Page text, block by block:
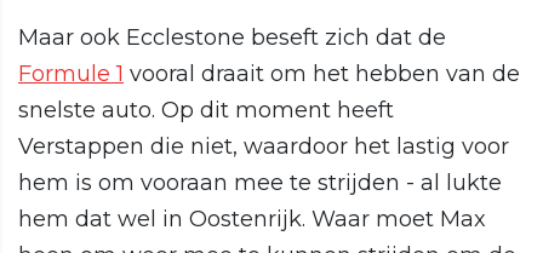
Maar ook Ecclestone beseft zich dat de
Formule 1 vooral draait om het hebben van de
snelste auto. Op dit moment heeft
Verstappen die niet, waardoor het lastig voor
hem is om vooraan mee te strijden - al lukte
hem dat wel in Oostenrijk. Waar moet Max